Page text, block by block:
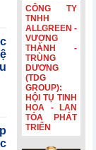
CÔNG TY
TNHH
ALLGREEN -
VƯỢNG
THÀNH -
TRÙNG
DƯƠNG
(TDG
GROUP):
HỘI TỤ TINH
HOA - LAN
TỎA PHÁT
TRIỂN